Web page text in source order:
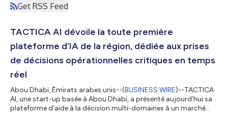
Get RSS Feed
TACTICA AI dévoile la toute première
plateforme d’IA de la région, dédiée aux prises
de décisions opérationnelles critiques en temps
réel
Abou Dhabi, Émirats arabes unis--(BUSINESS WIRE)--TACTICA
AI, une start-up basée à Abou Dhabi, a présenté aujourd’hui sa
plateforme d’aide à la décision multi-domaines à un marché